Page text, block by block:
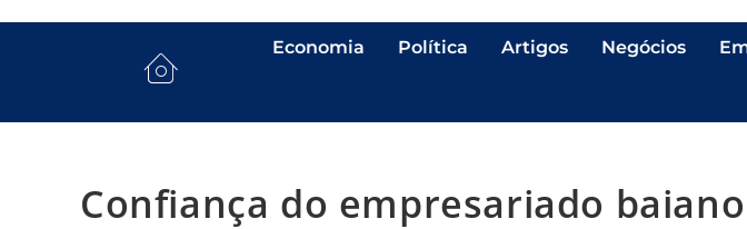
Economia Política Artigos Negócios
Confiança do empresariado